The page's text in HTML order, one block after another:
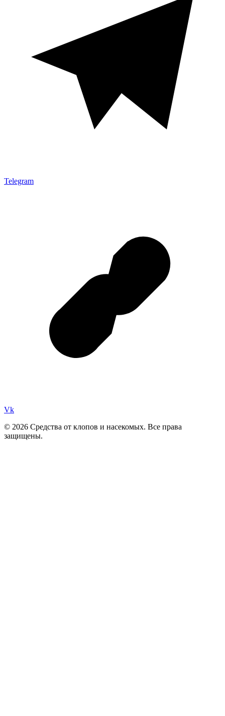
Telegram
Vk
© 2026 Средства от клопов и насекомых. Все права
защищены.